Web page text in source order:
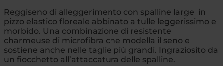
Reggiseno di alleggerimento con spalline large in
pizzo elastico floreale abbinato a tulle leggerissimo e
morbido. Una combinazione di resistente
charmeuse di microfibra che modella il seno e
sostiene anche nelle taglie più grandi. Ingraziosito da
un fiocchetto all’attaccatura delle spalline.